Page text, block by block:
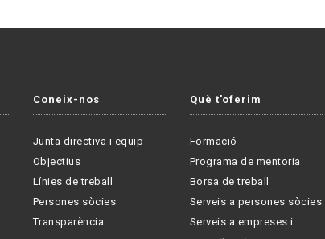
Coneix-nos
Junta directiva i equip
Objectius
Línies de treball
Persones sòcies
Transparència
Què t'oferim
Formació
Programa de mentoria
Borsa de treball
Serveis a persones sòcies
Serveis a empreses i